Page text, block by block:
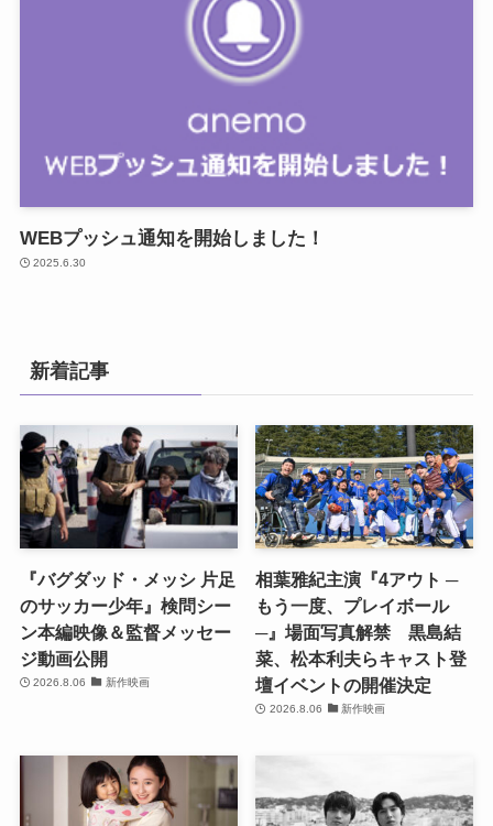
WEBプッシュ通知を開始しました！
2025.6.30
新着記事
『バグダッド・メッシ 片足
のサッカー少年』検問シー
ン本編映像＆監督メッセー
ジ動画公開
2026.8.06 新作映画
相葉雅紀主演『4アウト ─
もう一度、プレイボール
─』場面写真解禁 黒島結
菜、松本利夫らキャスト登
壇イベントの開催決定
2026.8.06 新作映画